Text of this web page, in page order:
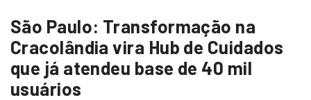
São Paulo: Transformação na
Cracolândia vira Hub de Cuidados
que já atendeu base de 40 mil
usuários